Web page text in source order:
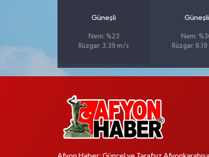
Güneşli
Nem: %23
Rüzgar: 3.39 m/s
Güneşli
Nem:
Rüzgar: